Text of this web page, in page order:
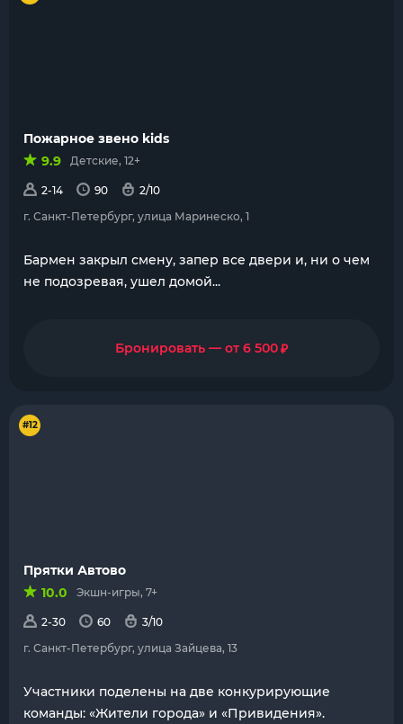
Пожарное звено kids
9.9
Детские, 12+
2-14 90
2/10
г. Санкт-Петербург, улица Маринеско, 1
Бармен закрыл смену, запер все двери и, ни о чем
не подозревая, ушел домой...
Бронировать — от 6 500₽
#12
Прятки Автово
10.0
Экшн-игры, 7+
2-30 60
3/10
г. Санкт-Петербург, улица Зайцева, 13
Участники поделены на две конкурирующие
команды: «Жители города» и «Привидения».